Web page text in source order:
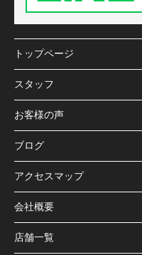
トップページ
スタッフ
お客様の声
ブログ
アクセスマップ
会社概要
店舗一覧